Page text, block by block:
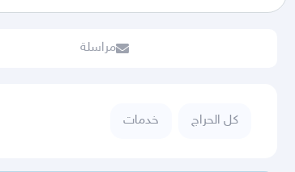
مراسلة
كل الحراج خدمات